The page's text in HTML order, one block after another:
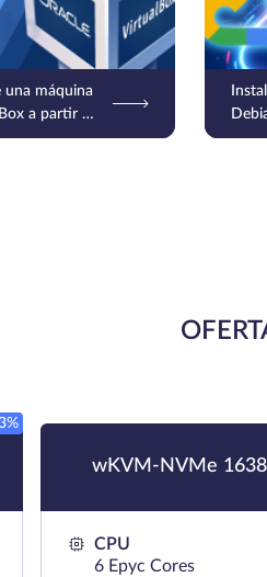
una máquina
a partir de
.img
wKVM-NVMe
CPU
6 Epyc Cores